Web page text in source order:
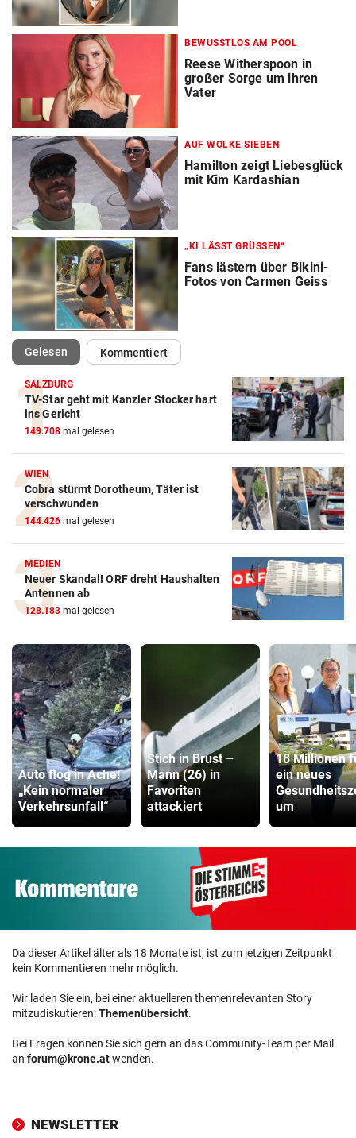
BEWUSSTLOS AM POOL
Reese Witherspoon in
großer Sorge um ihren
Vater
AUF WOLKE SIEBEN
Hamilton zeigt Liebesglück
mit Kim Kardashian
„KI LÄSST GRÜSSEN“
Fans lästern über Bikini-
Fotos von Carmen Geiss
Gelesen(ausgewählt)Kommentiert
SALZBURG
TV-Star geht mit Kanzler Stocker hart
ins Gericht
149.708 mal gelesen
WIEN
Cobra stürmt Dorotheum, Täter ist
verschwunden
144.426 mal gelesen
MEDIEN
Neuer Skandal! ORF dreht Haushalten
Antennen ab
128.183 mal gelesen
Auto flog in Ache!
„Kein normaler
Verkehrsunfall“
Stich in Brust –
Mann (26) in
Favoriten
attackiert
18 Millionen
ein neues
um
Da dieser Artikel älter als 18 Monate ist, ist zum jetzigen Zeitpunkt
kein Kommentieren mehr möglich.
Wir laden Sie ein, bei einer aktuelleren themenrelevanten Story
mitzudiskutieren:Themenübersicht.
Bei Fragen können Sie sich gern an das Community-Team per Mail
an forum@krone.atwenden.
NEWSLETTER